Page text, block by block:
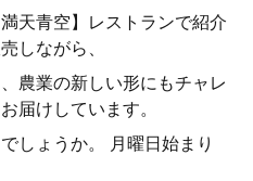
天青空】レストランで紹介
しながら、
農業の新しい形にもチャレ
届けしています。
しょうか。 月曜日始まり